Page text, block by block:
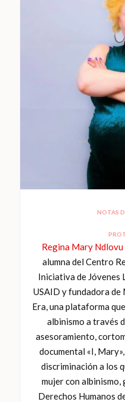
NOTAS
Regina Mary Ndlovu
alumna del Centro
Iniciativa de Jóvenes
USAID y fundadora de
Era, una plataforma
albinismo a través
asesoramiento,
documental «I,
discriminación a los
mujer con albinismo,
Derechos Humanos